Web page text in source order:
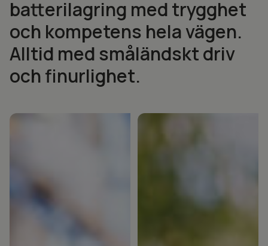
batterilagring med trygghet
och kompetens hela vägen.
Alltid med småländskt driv
och finurlighet.